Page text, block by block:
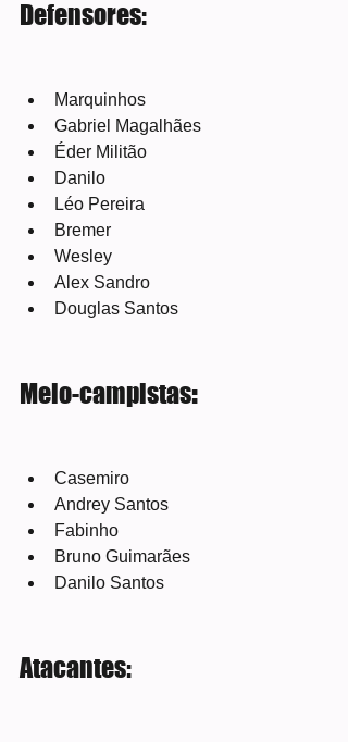
Defensores:
Marquinhos
Gabriel Magalhães
Éder Militão
Danilo
Léo Pereira
Bremer
Wesley
Alex Sandro
Douglas Santos
Meio-campistas:
Casemiro
Andrey Santos
Fabinho
Bruno Guimarães
Danilo Santos
Atacantes: